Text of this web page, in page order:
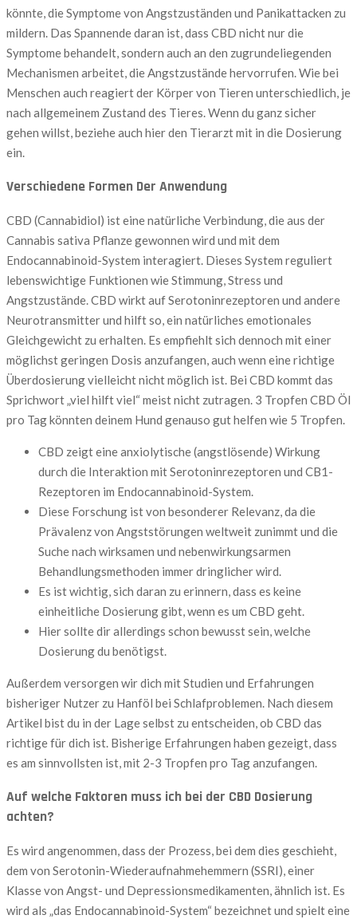
könnte, die Symptome von Angstzuständen und Panikattacken zu
mildern. Das Spannende daran ist, dass CBD nicht nur die
Symptome behandelt, sondern auch an den zugrundeliegenden
Mechanismen arbeitet, die Angstzustände hervorrufen. Wie bei
Menschen auch reagiert der Körper von Tieren unterschiedlich, je
nach allgemeinem Zustand des Tieres. Wenn du ganz sicher
gehen willst, beziehe auch hier den Tierarzt mit in die Dosierung
ein.
Verschiedene Formen Der Anwendung
CBD (Cannabidiol) ist eine natürliche Verbindung, die aus der
Cannabis sativa Pflanze gewonnen wird und mit dem
Endocannabinoid-System interagiert. Dieses System reguliert
lebenswichtige Funktionen wie Stimmung, Stress und
Angstzustände. CBD wirkt auf Serotoninrezeptoren und andere
Neurotransmitter und hilft so, ein natürliches emotionales
Gleichgewicht zu erhalten. Es empfiehlt sich dennoch mit einer
möglichst geringen Dosis anzufangen, auch wenn eine richtige
Überdosierung vielleicht nicht möglich ist. Bei CBD kommt das
Sprichwort „viel hilft viel“ meist nicht zutragen. 3 Tropfen CBD Öl
pro Tag könnten deinem Hund genauso gut helfen wie 5 Tropfen.
CBD zeigt eine anxiolytische (angstlösende) Wirkung
durch die Interaktion mit Serotoninrezeptoren und CB1-
Rezeptoren im Endocannabinoid-System.
Diese Forschung ist von besonderer Relevanz, da die
Prävalenz von Angststörungen weltweit zunimmt und die
Suche nach wirksamen und nebenwirkungsarmen
Behandlungsmethoden immer dringlicher wird.
Es ist wichtig, sich daran zu erinnern, dass es keine
einheitliche Dosierung gibt, wenn es um CBD geht.
Hier sollte dir allerdings schon bewusst sein, welche
Dosierung du benötigst.
Außerdem versorgen wir dich mit Studien und Erfahrungen
bisheriger Nutzer zu Hanföl bei Schlafproblemen. Nach diesem
Artikel bist du in der Lage selbst zu entscheiden, ob CBD das
richtige für dich ist. Bisherige Erfahrungen haben gezeigt, dass
es am sinnvollsten ist, mit 2-3 Tropfen pro Tag anzufangen.
Auf welche Faktoren muss ich bei der CBD Dosierung
achten?
Es wird angenommen, dass der Prozess, bei dem dies geschieht,
dem von Serotonin-Wiederaufnahmehemmern (SSRI), einer
Klasse von Angst- und Depressionsmedikamenten, ähnlich ist. Es
wird als „das Endocannabinoid-System“ bezeichnet und spielt eine